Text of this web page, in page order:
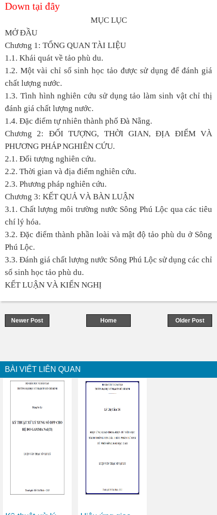
Down tại đây
MỤC LỤC
MỞ ĐẦU
Chương 1: TỔNG QUAN TÀI LIỆU
1.1. Khái quát về tảo phù du.
1.2. Một vài chỉ số sinh học tảo được sử dụng để đánh giá
chất lượng nước.
1.3. Tình hình nghiên cứu sử dụng tảo làm sinh vật chỉ thị
đánh giá chất lượng nước.
1.4. Đặc điểm tự nhiên thành phố Đà Nẵng.
Chương 2: ĐỐI TƯỢNG, THỜI GIAN, ĐỊA ĐIỂM VÀ
PHƯƠNG PHÁP NGHIÊN CỨU.
2.1. Đối tượng nghiên cứu.
2.2. Thời gian và địa điểm nghiên cứu.
2.3. Phương pháp nghiên cứu.
Chương 3: KẾT QUẢ VÀ BÀN LUẬN
3.1. Chất lượng môi trường nước Sông Phú Lộc qua các tiêu
chí lý hóa.
3.2. Đặc điểm thành phần loài và mật độ tảo phù du ở Sông
Phú Lộc.
3.3. Đánh giá chất lượng nước Sông Phú Lộc sử dụng các chỉ
số sinh học tảo phù du.
KẾT LUẬN VÀ KIẾN NGHỊ
Newer Post Older Post
Home
BÀI VIẾT LIÊN QUAN